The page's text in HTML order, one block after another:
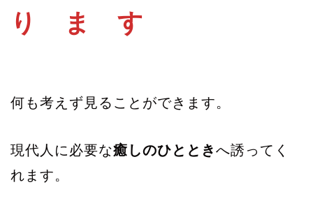
り ま す
何も考えず見ることができます。
現代人に必要な癒しのひとときへ誘ってく
れます。